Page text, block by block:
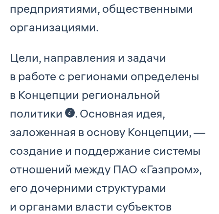
предприятиями, общественными
организациями.
Цели, направления и задачи
в работе с регионами определены
в Концепции региональной
политики
. Основная идея,
заложенная в основу Концепции, —
создание и поддержание системы
отношений между ПАО «Газпром»,
его дочерними структурами
и органами власти субъектов